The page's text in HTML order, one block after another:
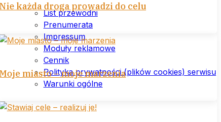
List przewodni
Prenumerata
Impressum
Moduły reklamowe
Cennik
Polityka prywatności (plików cookies) serwisu
Warunki ogólne
każda droga prowadzi do celu
miasto – moje marzenia